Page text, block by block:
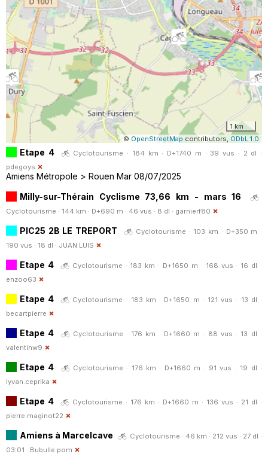
1 km
© OpenStreetMap contributors, ODbL 1.0
Etape 4
Cyclotourisme · 184 km · D+1740 m · 39 vus · 2 dl ·
pdegoys
Amiens Métropole > Rouen Mar 08/07/2025
Milly-sur-Thérain Cyclisme 73,66 km - mars 16
Cyclotourisme · 144 km · D+690 m · 46 vus · 8 dl · garnierf80
PIC25 2B LE TREPORT
Cyclotourisme · 103 km · D+350 m ·
190 vus · 18 dl · JUAN LUIS
Etape 4
Cyclotourisme · 183 km · D+1650 m · 168 vus · 16 dl ·
enzoo63
Etape 4
Cyclotourisme · 183 km · D+1650 m · 121 vus · 13 dl ·
becartpierre
Etape 4
Cyclotourisme · 176 km · D+1660 m · 88 vus · 13 dl ·
valentinw9
Etape 4
Cyclotourisme · 176 km · D+1660 m · 91 vus · 19 dl ·
lyvan.ceprika
Etape 4
Cyclotourisme · 176 km · D+1660 m · 136 vus · 21 dl ·
pierre.maginot22
Amiens à Marcelcave
Cyclotourisme · 46 km · 212 vus · 27 dl ·
03:01 · Bubulle pom